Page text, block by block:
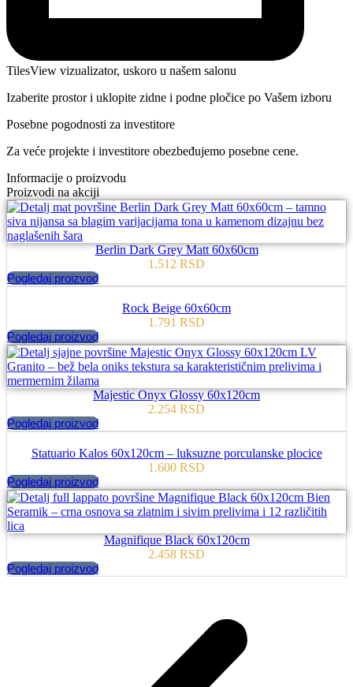
TilesView vizualizator, uskoro u našem salonu
Izaberite prostor i uklopite zidne i podne pločice po Vašem izboru
Posebne pogodnosti za investitore
Za veće projekte i investitore obezbeđujemo posebne cene.
Informacije o proizvodu
Proizvodi na akciji
Berlin Dark Grey Matt 60x60cm
1.512 RSD
Pogledaj proizvod
Rock Beige 60x60cm
1.791 RSD
Pogledaj proizvod
Majestic Onyx Glossy 60x120cm
2.254 RSD
Pogledaj proizvod
Statuario Kalos 60x120cm – luksuzne porculanske plocice
1.600 RSD
Pogledaj proizvod
Magnifique Black 60x120cm
2.458 RSD
Pogledaj proizvod